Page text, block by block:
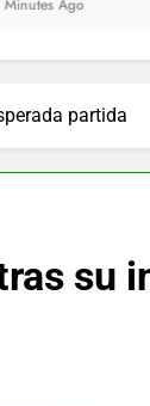
partida
su